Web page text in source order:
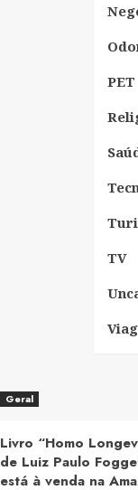
PET
TV
Geral
Livro “Homo
de Luiz Paulo
está à venda na